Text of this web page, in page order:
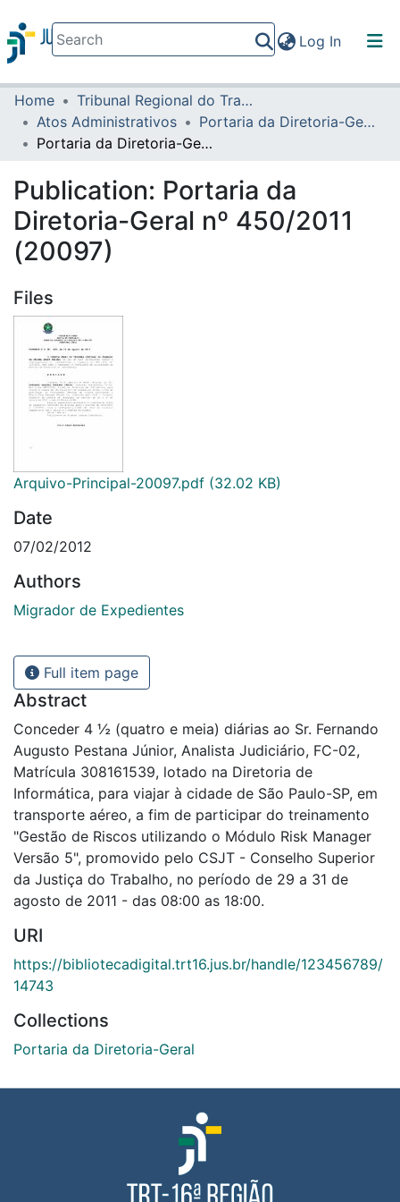
Log In(current)
Communities & Collections
All of DSpace
Home
Tribunal Regional do Trabalho da 16ª Região
Atos Administrativos
Portaria da Diretoria-Geral
Portaria da Diretoria-Geral nº 450/2011 (20097)
Publication: Portaria da
Diretoria-Geral nº 450/2011
(20097)
Files
Arquivo-Principal-20097.pdf (32.02 KB)
Date
07/02/2012
Authors
Migrador de Expedientes
Full item page
Abstract
Conceder 4 ½ (quatro e meia) diárias ao Sr. Fernando
Augusto Pestana Júnior, Analista Judiciário, FC-02,
Matrícula 308161539, lotado na Diretoria de
Informática, para viajar à cidade de São Paulo-SP, em
transporte aéreo, a fim de participar do treinamento
"Gestão de Riscos utilizando o Módulo Risk Manager
Versão 5", promovido pelo CSJT - Conselho Superior
da Justiça do Trabalho, no período de 29 a 31 de
agosto de 2011 - das 08:00 as 18:00.
URI
https://bibliotecadigital.trt16.jus.br/handle/123456789/
14743
Collections
Portaria da Diretoria-Geral